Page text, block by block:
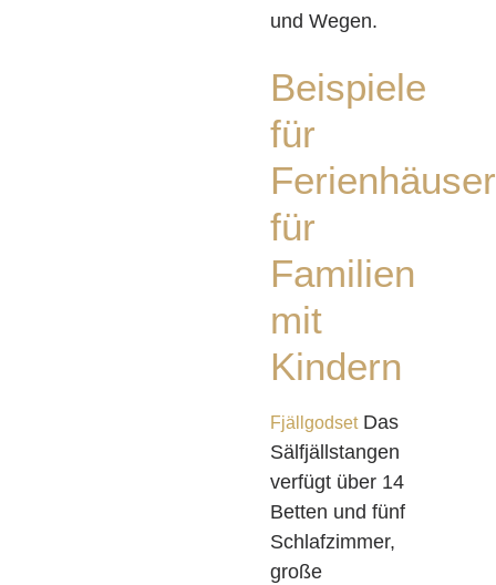
und Wegen.
Beispiele
für
Ferienhäuser
für
Familien
mit
Kindern
FjällgodsetDas
Sälfjällstangen
verfügt über 14
Betten und fünf
Schlafzimmer,
große